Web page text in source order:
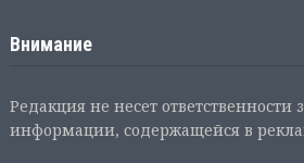
Внимание
Редакция не несет ответственности
информации, содержащейся в